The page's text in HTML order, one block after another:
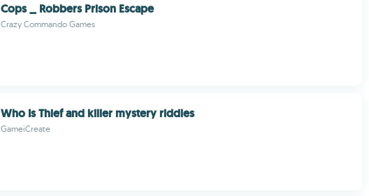
Cops _ Robbers Prison Escape
Crazy Commando Games
Who Is Thief and killer mystery riddles
GameiCreate